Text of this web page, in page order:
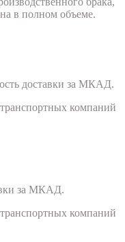
в полном объеме.
доставки за МКАД.
компаний
за МКАД.
компаний